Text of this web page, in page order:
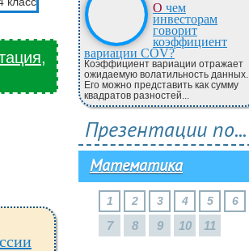
О чем
инвесторам
говорит
коэффициент
вариации COV?
Коэффициент вариации отражает
ожидаемую волатильность данных.
Его можно представить как сумму
квадратов разностей...
Презентации по...
Математика
1 2 3 4 5 6
7 8 9 10 11